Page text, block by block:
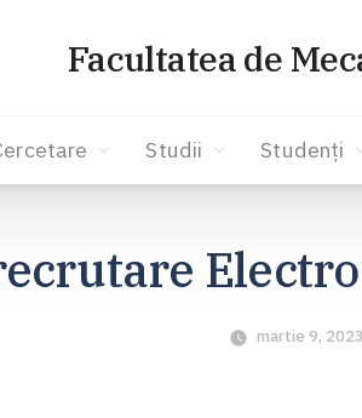
Facultatea de
Studii Studenți
martie 9, 2023